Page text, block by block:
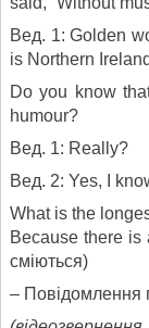
Вед. 1: Golden
is Northern
Do you know
humour?
Вед. 1: Really?
Вед. 2: Yes, I
What is the
Because there is
сміються)
– Повідомлення